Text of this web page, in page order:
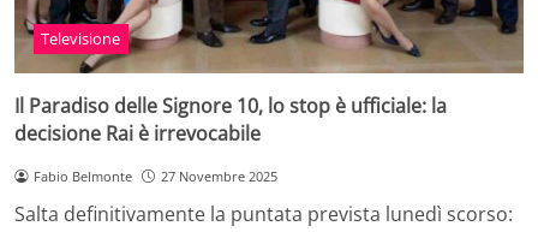
Televisione
Il Paradiso delle Signore 10, lo stop è ufficiale: la
decisione Rai è irrevocabile
Fabio Belmonte 27 Novembre 2025
Salta definitivamente la puntata prevista lunedì scorso: